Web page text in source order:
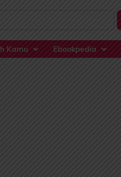
Kamu Ebookpedia